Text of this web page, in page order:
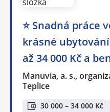
⭐ Snadná práce
krásné
až 34 000 Kč a
Manuvia, a. s.,
Teplice
30 000 – 34 000 Kč